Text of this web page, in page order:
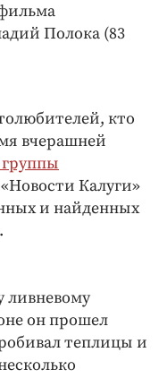
Полока (83
кто
вчерашней
Калуги»
и найденных
ливневому
он прошел
теплицы и